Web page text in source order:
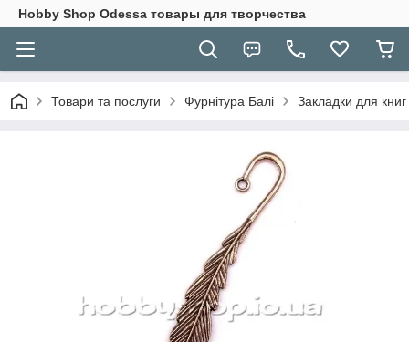
Hobbу Shop Odessa товары для творчества
Товари та послуги Фурнітура Балі Закладки для книг